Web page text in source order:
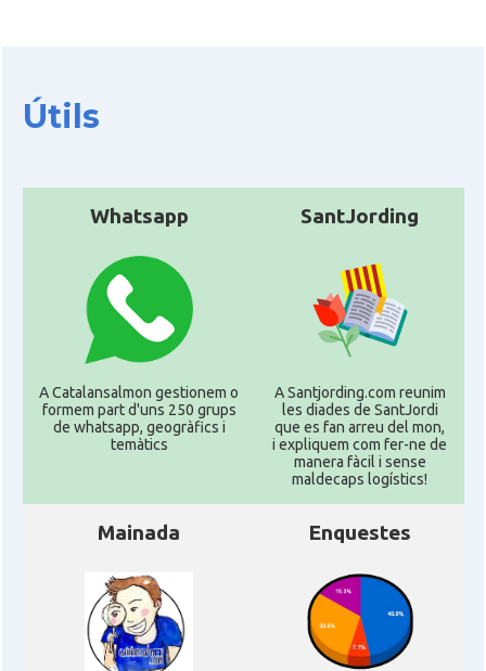
Útils
Whatsapp
A Catalansalmon gestionem o
formem part d'uns 250 grups
de whatsapp, geogràfics i
temàtics
SantJording
A Santjording.com reunim
les diades de SantJordi
que es fan arreu del mon,
i expliquem com fer-ne de
manera fàcil i sense
maldecaps logí­stics!
Mainada Enquestes